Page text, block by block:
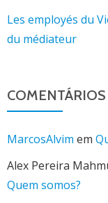
Les employés du
du médiateur
COMENTÁRIOS
MarcosAlvim em
Alex Pereira
Quem somos?